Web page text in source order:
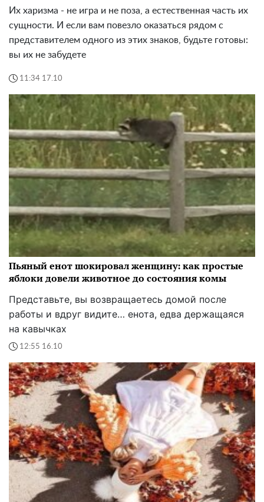
Их харизма - не игра и не поза, а естественная часть их
сущности. И если вам повезло оказаться рядом с
представителем одного из этих знаков, будьте готовы:
вы их не забудете
11:34 17.10
Пьяный енот шокировал женщину: как простые
яблоки довели животное до состояния комы
Представьте, вы возвращаетесь домой после
работы и вдруг видите… енота, едва держащаяся
на кавычках
12:55 16.10